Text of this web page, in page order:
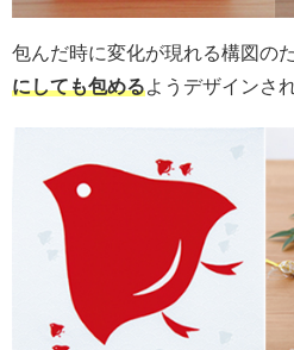
包んだ時に変化が現れる構図のた
にしても包めるようデザインさ